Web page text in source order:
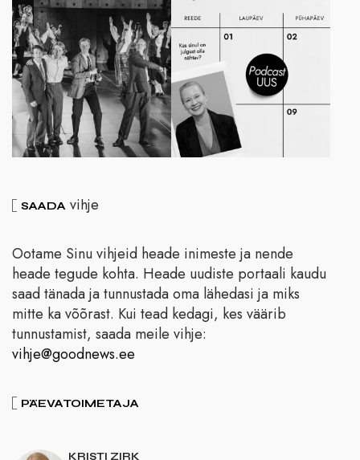
SAADA vihje
Ootame Sinu vihjeid heade inimeste ja nende
heade tegude kohta. Heade uudiste portaali kaudu
saad tänada ja tunnustada oma lähedasi ja miks
mitte ka võõrast. Kui tead kedagi, kes väärib
tunnustamist, saada meile vihje:
vihje@goodnews.ee
PÄEVATOIMETAJA
KRISTI ZIRK